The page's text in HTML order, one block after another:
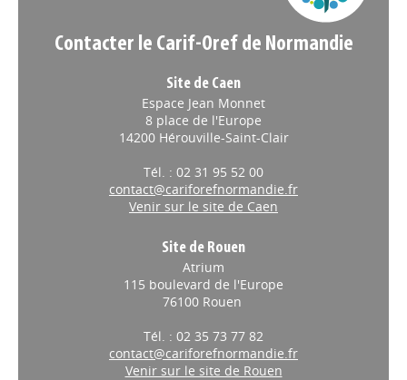
Contacter le Carif-Oref de Normandie
Site de Caen
Espace Jean Monnet
8 place de l'Europe
14200 Hérouville-Saint-Clair
Tél. : 02 31 95 52 00
contact@cariforefnormandie.fr
Venir sur le site de Caen
Site de Rouen
Atrium
115 boulevard de l'Europe
76100 Rouen
Tél. : 02 35 73 77 82
contact@cariforefnormandie.fr
Venir sur le site de Rouen